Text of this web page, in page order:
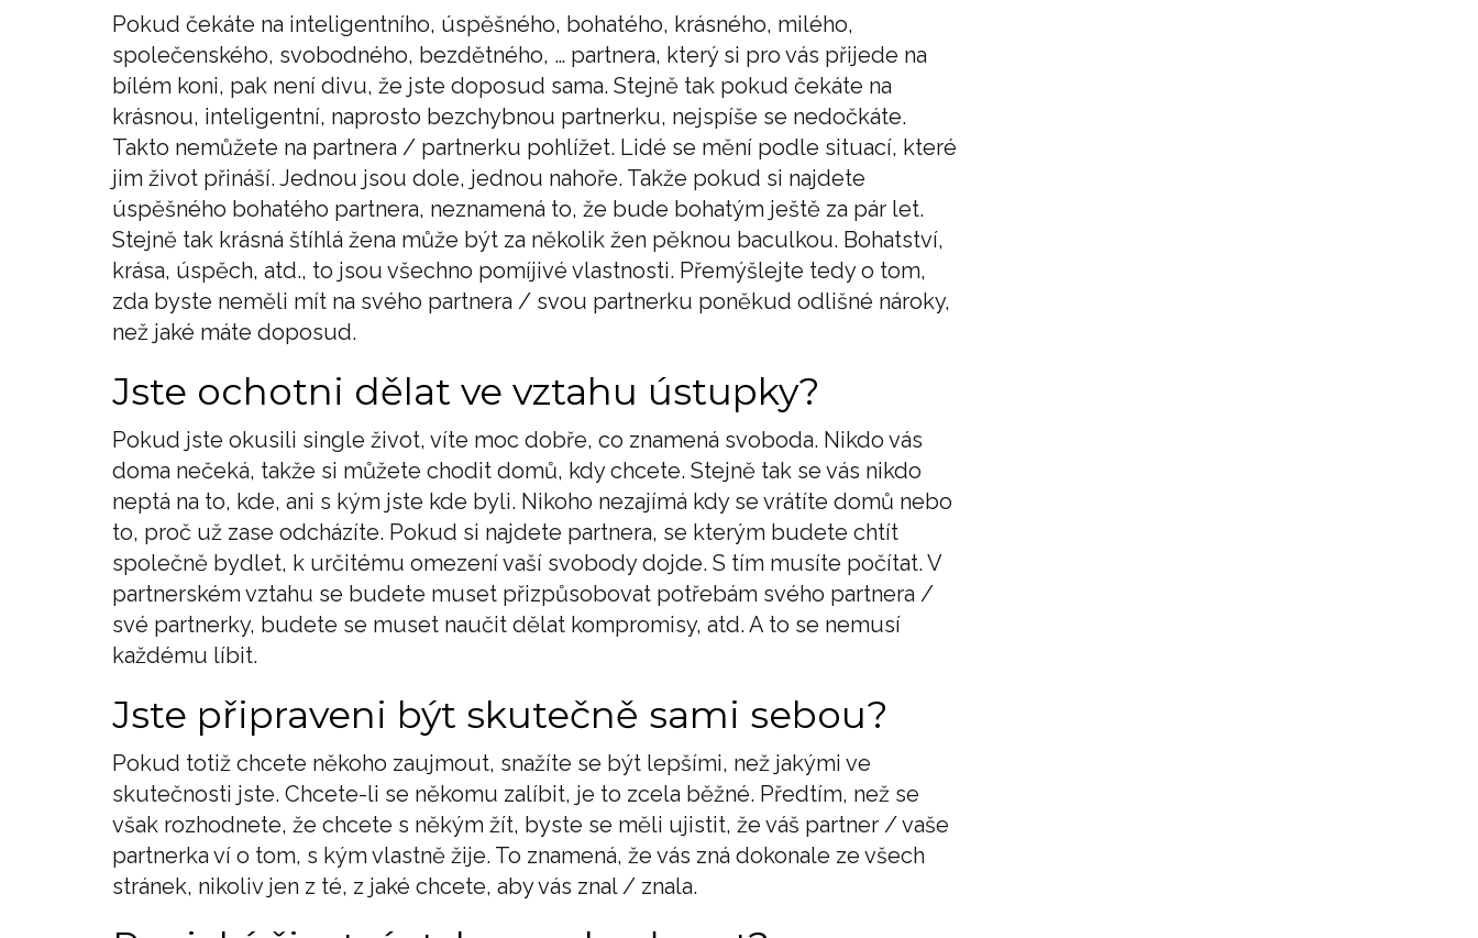
Pokud čekáte na inteligentního, úspěšného, bohatého, krásného, milého,
společenského, svobodného, bezdětného, … partnera, který si pro vás přijede na
bílém koni, pak není divu, že jste doposud sama. Stejně tak pokud čekáte na
krásnou, inteligentní, naprosto bezchybnou partnerku, nejspíše se nedočkáte.
Takto nemůžete na partnera / partnerku pohlížet. Lidé se mění podle situací, které
jim život přináší. Jednou jsou dole, jednou nahoře. Takže pokud si najdete
úspěšného bohatého partnera, neznamená to, že bude bohatým ještě za pár let.
Stejně tak krásná štíhlá žena může být za několik žen pěknou baculkou. Bohatství,
krása, úspěch, atd., to jsou všechno pomíjivé vlastnosti. Přemýšlejte tedy o tom,
zda byste neměli mít na svého partnera / svou partnerku poněkud odlišné nároky,
než jaké máte doposud.
Jste ochotni dělat ve vztahu ústupky?
Pokud jste okusili single život, víte moc dobře, co znamená svoboda. Nikdo vás
doma nečeká, takže si můžete chodit domů, kdy chcete. Stejně tak se vás nikdo
neptá na to, kde, ani s kým jste kde byli. Nikoho nezajímá kdy se vrátíte domů nebo
to, proč už zase odcházíte. Pokud si najdete partnera, se kterým budete chtít
společně bydlet, k určitému omezení vaší svobody dojde. S tím musíte počítat. V
partnerském vztahu se budete muset přizpůsobovat potřebám svého partnera /
své partnerky, budete se muset naučit dělat kompromisy, atd. A to se nemusí
každému líbit.
Jste připraveni být skutečně sami sebou?
Pokud totiž chcete někoho zaujmout, snažíte se být lepšími, než jakými ve
skutečnosti jste. Chcete-li se někomu zalíbit, je to zcela běžné. Předtím, než se
však rozhodnete, že chcete s někým žít, byste se měli ujistit, že váš partner / vaše
partnerka ví o tom, s kým vlastně žije. To znamená, že vás zná dokonale ze všech
stránek, nikoliv jen z té, z jaké chcete, aby vás znal / znala.